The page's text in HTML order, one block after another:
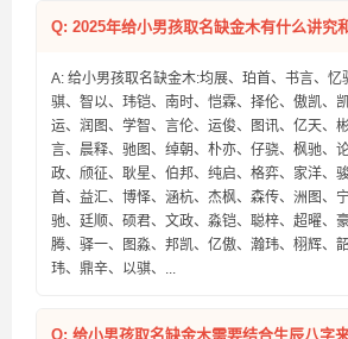
Q: 2025年给小男孩取名缺金木有什么讲究
A: 给小男孩取名缺金木:均展、珀首、书言、忆
骐、智以、玮铠、南时、恺霖、择伦、傲凯、
运、润图、学智、言伦、运俊、图讯、亿天、
言、晨释、驰图、绰朝、朴亦、仔骁、枫驰、
政、颀征、耿星、伯邦、纯启、格弈、家洋、
首、益汇、博怿、涵杭、杰枫、森传、洲图、
驰、廷顺、硕君、文政、淼铠、聪梓、超曜、
腾、驿一、图淼、邦凯、亿傲、瀚玮、栩辉、
玮、鼎辛、以骐、...
Q: 给小男孩取名缺金木需要结合生辰八字